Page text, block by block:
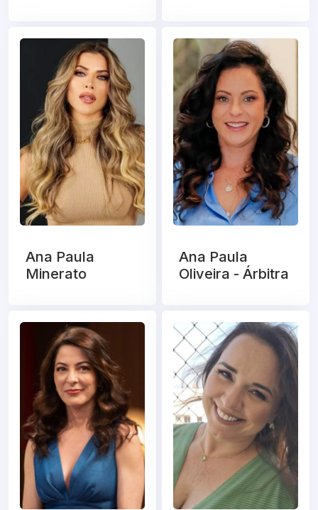
Ana Paula
Minerato
Ana Paula
Oliveira - Árbitra